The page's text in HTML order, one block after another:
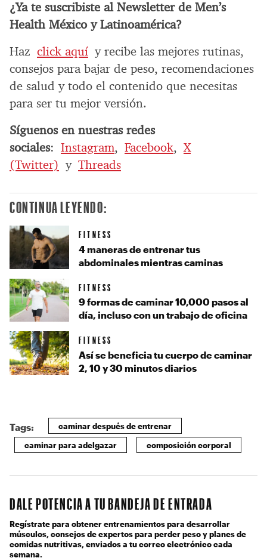
¿Ya te suscribiste al Newsletter de Men’s
Health México y Latinoamérica?
Haz click aquí y recibe las mejores rutinas,
consejos para bajar de peso, recomendaciones
de salud y todo el contenido que necesitas
para ser tu mejor versión.
Síguenos en nuestras redes
sociales: Instagram, Facebook,X
(Twitter) y Threads
CONTINUA LEYENDO:
FITNESS
4 maneras de entrenar tus
abdominales mientras caminas
FITNESS
9 formas de caminar 10,000 pasos al
día, incluso con un trabajo de oficina
FITNESS
Así se beneficia tu cuerpo de caminar
2, 10 y 30 minutos diarios
Tags: caminar después de entrenar
caminar para adelgazar composición corporal
DALE POTENCIA A TU BANDEJA DE ENTRADA
Regístrate para obtener entrenamientos para desarrollar
músculos, consejos de expertos para perder peso y planes de
comidas nutritivas, enviados a tu correo electrónico cada
semana.